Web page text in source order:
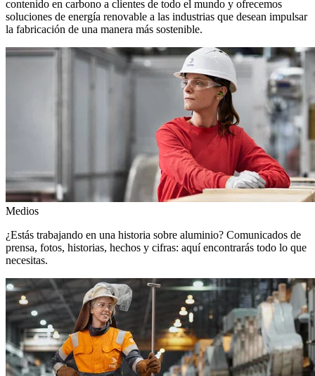
contenido en carbono a clientes de todo el mundo y ofrecemos
soluciones de energía renovable a las industrias que desean impulsar
la fabricación de una manera más sostenible.
Medios
¿Estás trabajando en una historia sobre aluminio? Comunicados de
prensa, fotos, historias, hechos y cifras: aquí encontrarás todo lo que
necesitas.